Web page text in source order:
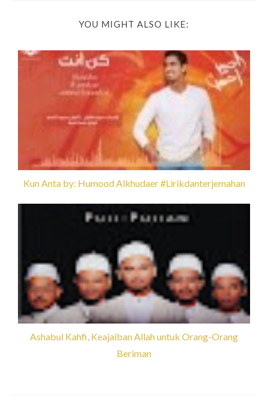
YOU MIGHT ALSO LIKE:
Kun Anta by: Humood Alkhudaer #Lirikdanterjemahan
Ashabul Kahfi, Keajaiban Allah untuk Orang-Orang
Beriman